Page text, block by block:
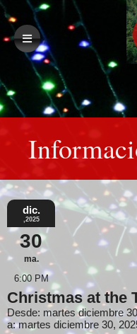
dic.
,2025
30
ma.
6:00 PM
Christmas at the
Desde: martes diciembre
a: martes diciembre 30,